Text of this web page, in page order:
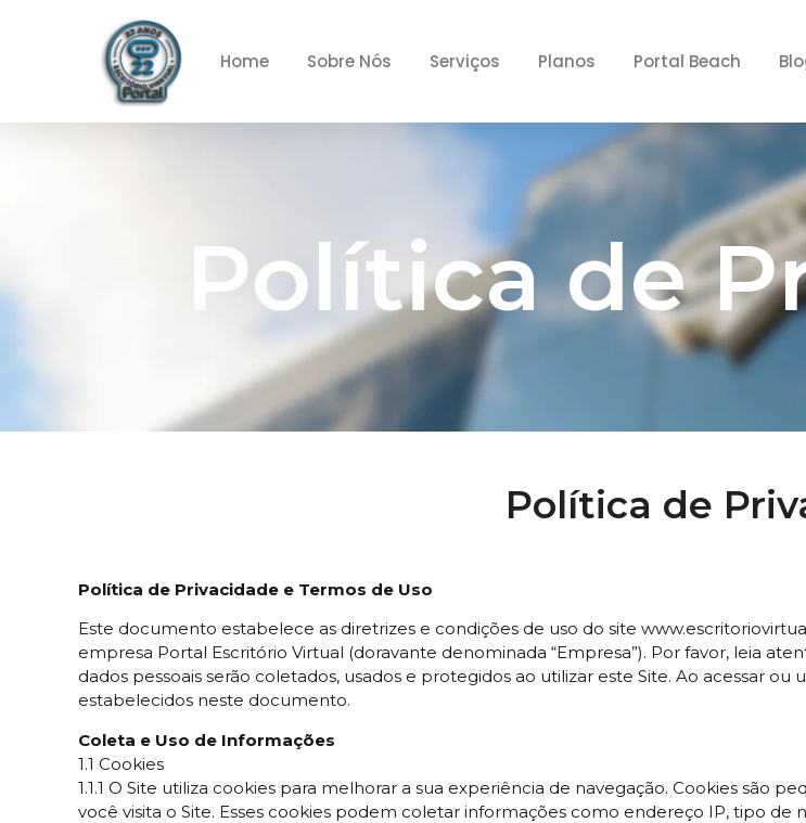
Home Sobre Nós Serviços Planos Portal Beach
Política de
Política de
Política de Privacidade e Termos de Uso
Este documento estabelece as diretrizes e condições de uso do site
empresa Portal Escritório Virtual (doravante denominada “Empresa”). Por favor, leia
dados pessoais serão coletados, usados e protegidos ao utilizar este Site. Ao acessar
estabelecidos neste documento.
Coleta e Uso de Informações
1.1 Cookies
1.1.1 O Site utiliza cookies para melhorar a sua experiência de navegação. Cookies são
você visita o Site. Esses cookies podem coletar informações como endereço IP, tipo de